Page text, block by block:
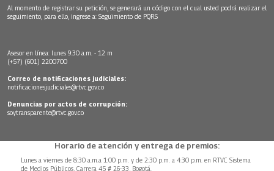
Al momento de registrar su petición, se generará un código con el cual usted podrá realizar el
seguimiento, para ello, ingrese a: Seguimiento de PQRS
Asesor en línea: lunes 9:30 a.m. - 12 m
(+57) (601) 2200700
Correo de notificaciones judiciales:
notificacionesjudiciales@rtvc.gov.co
Denuncias por actos de corrupción:
soytransparente@rtvc.gov.co
Horario de atención y entrega de premios:
Lunes a viernes de 8:30 a.m.a 1:00 p.m. y de 2:30 p.m. a 4:30 p.m. en RTVC Sistema
de Medios Públicos, Carrera 45 # 26-33, Bogotá.